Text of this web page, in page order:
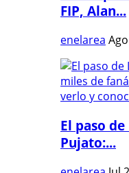
FIP, Alan...
enelarea
El paso
Pujato:...